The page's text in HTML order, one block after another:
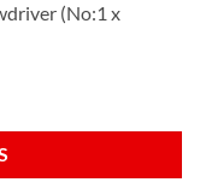
(No:1 x